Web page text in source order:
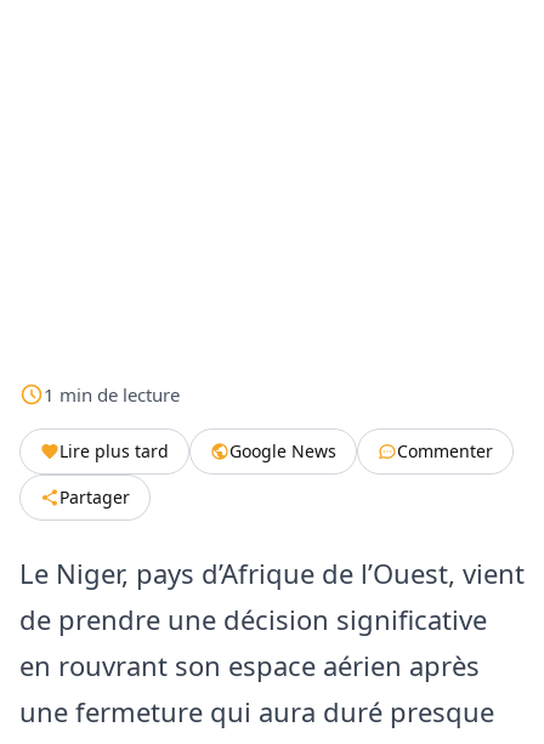
1 min de lecture
Lire plus tard Google News
Commenter
Partager
Le Niger, pays d’Afrique de l’Ouest, vient
de prendre une décision significative
en rouvrant son espace aérien après
une fermeture qui aura duré presque